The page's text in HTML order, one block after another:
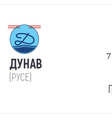
ДУНАВ
(РУСЕ)